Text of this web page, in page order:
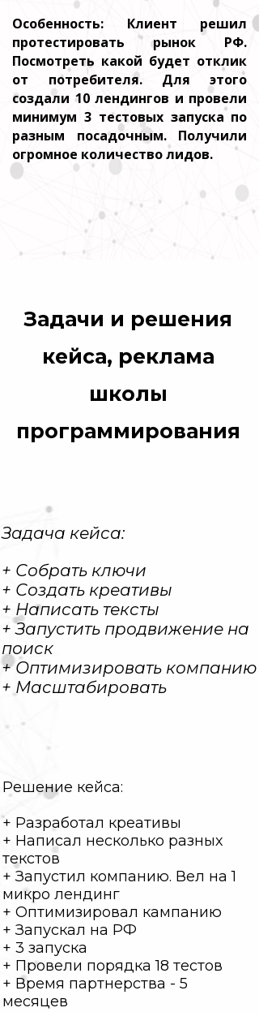
Особенность: Клиент решил
протестировать рынок РФ.
Посмотреть какой будет отклик
от потребителя. Для этого
создали 10 лендингов и провели
минимум 3 тестовых запуска по
разным посадочным. Получили
огромное количество лидов.
Задачи и решения
кейса, реклама
школы
программирования
Задача кейса:
+ Собрать ключи
+ Создать креативы
+ Написать тексты
+ Запустить продвижение на
поиск
+ Оптимизировать компанию
+ Масштабировать
Решение кейса:
+ Разработал креативы
+ Написал несколько разных
текстов
+ Запустил компанию. Вел на 1
микро лендинг
+ Оптимизировал кампанию
+ Запускал на РФ
+ 3 запуска
+ Провели порядка 18 тестов
+ Время партнерства - 5
месяцев